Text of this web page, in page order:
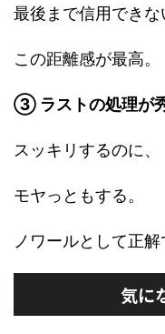
最後まで信用できな
この距離感が最高。
③ ラストの処理が
スッキリするのに、
モヤっともする。
ノワールとして正解
気に